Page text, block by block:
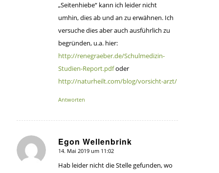
„Seitenhiebe“ kann ich leider nicht
umhin, dies ab und an zu erwähnen. Ich
versuche dies aber auch ausführlich zu
begründen, u.a. hier:
http://renegraeber.de/Schulmedizin-
Studien-Report.pdfoder
http://naturheilt.com/blog/vorsicht-arzt/
Antworten
Egon Wellenbrink
sagte:
14. Mai 2019 um 11:02
Hab leider nicht die Stelle gefunden, wo